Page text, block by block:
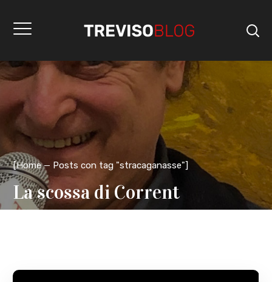
[Home Posts con tag "stracaganasse"]
La scossa di Corrent